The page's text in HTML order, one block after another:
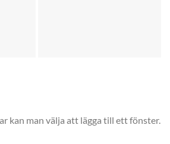
kan man välja att lägga till ett fönster.